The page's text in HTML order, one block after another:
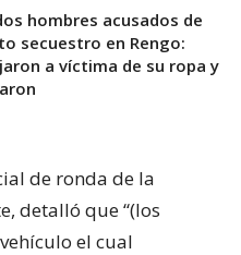
hombres acusados de
secuestro en Rengo:
a víctima de su ropa y
de ronda de la
detalló que “(los
el cual